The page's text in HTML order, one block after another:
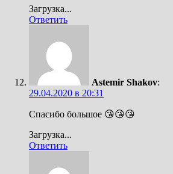
Загрузка...
Ответить
Astemir Shakov:
29.04.2020 в 20:31
Спасибо большое 😘😘😘
Загрузка...
Ответить